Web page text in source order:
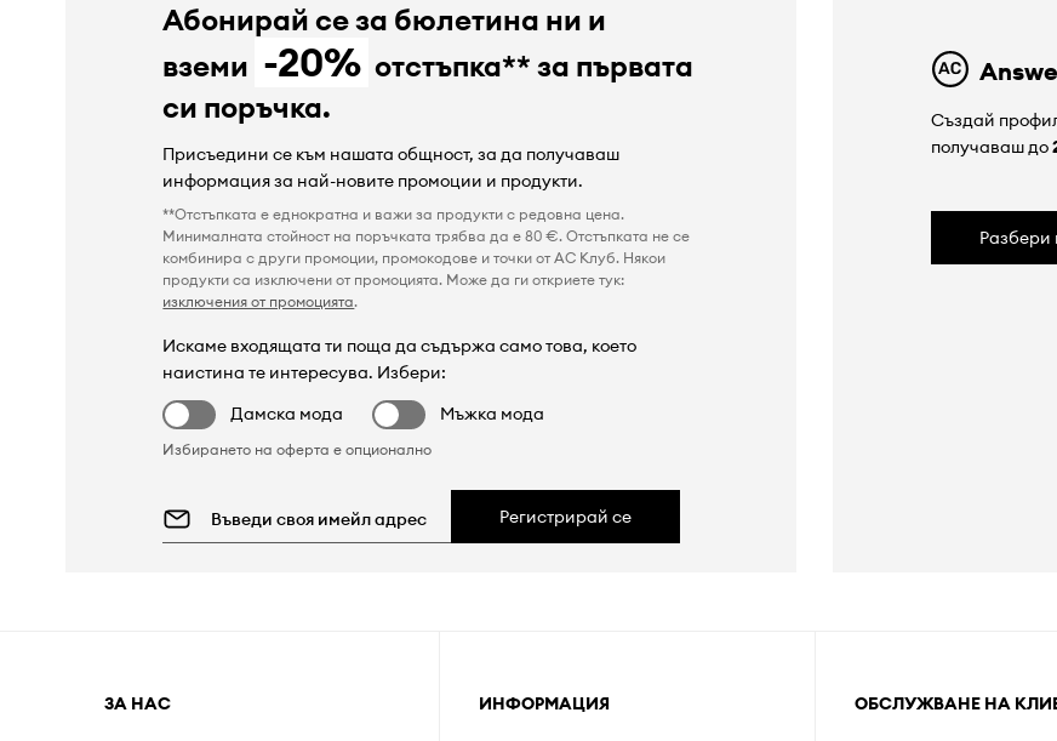
Абонирай се за бюлетина ни и
вземи -20% отстъпка** за първата
си поръчка.
Присъедини се към нашата общност, за да получаваш
информация за най-новите промоции и продукти.
**Отстъпката е еднократна и важи за продукти с редовна цена.
Минималната стойност на поръчката трябва да е 80 €. Отстъпката не се
комбинира с други промоции, промокодове и точки от AC Клуб. Някои
продукти са изключени от промоцията. Може да ги откриете тук:
изключения от промоцията.
Искаме входящата ти поща да съдържа само това, което
наистина те интересува. Избери:
Дамска мода
Мъжка мода
Избирането на оферта е опционално
Регистрирай се
Създай
получаваш до
Разбери
ЗА НАС ИНФОРМАЦИЯ ОБСЛУЖВАНЕ НА